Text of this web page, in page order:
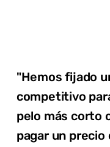
"Hemos fijado
competitivo
pelo más corto
pagar un precio